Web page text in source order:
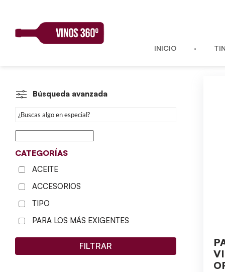
content
INICIO
Búsqueda avanzada
CATEGORÍAS
ACEITE
ACCESORIOS
TIPO
PARA LOS MÁS EXIGENTES
FILTRAR